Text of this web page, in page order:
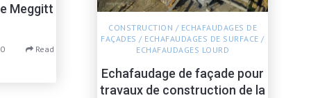
Meggitt
Read
CONSTRUCTION / ECHAFAUDAGES DE
FAÇADES / ECHAFAUDAGES DE SURFACE /
ECHAFAUDAGES LOURD
Echafaudage de façade pour
travaux de construction de la